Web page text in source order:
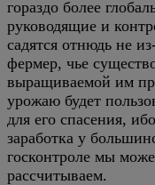
гораздо более
руководящие и
садятся отнюдь не
фермер, чье
выращиваемой им
урожаю будет
для его спасения,
заработка у
госконтроле мы
рассчитываем.